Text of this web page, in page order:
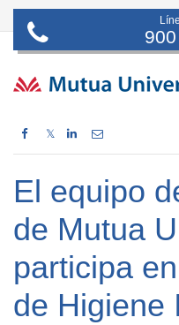
𝕏
El equipo
de Mutua
participa
de Higiene